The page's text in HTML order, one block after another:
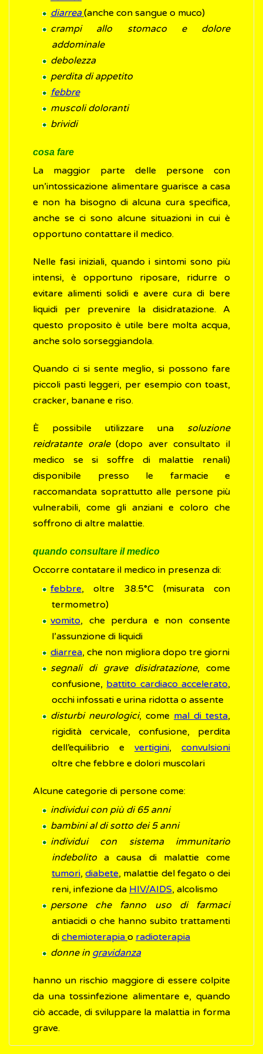
diarrea(anche con sangue o muco)
crampi allo stomaco e dolore
addominale
debolezza
perdita di appetito
febbre
muscoli doloranti
brividi
cosa fare
La maggior parte delle persone con
un’intossicazione alimentare guarisce a casa
e non ha bisogno di alcuna cura specifica,
anche se ci sono alcune situazioni in cui è
opportuno contattare il medico.
Nelle fasi iniziali, quando i sintomi sono più
intensi, è opportuno riposare, ridurre o
evitare alimenti solidi e avere cura di bere
liquidi per prevenire la disidratazione. A
questo proposito è utile bere molta acqua,
anche solo sorseggiandola.
Quando ci si sente meglio, si possono fare
piccoli pasti leggeri, per esempio con toast,
cracker, banane e riso.
È possibile utilizzare una soluzione
reidratante orale(dopo aver consultato il
medico se si soffre di malattie renali)
disponibile presso le farmacie e
raccomandata soprattutto alle persone più
vulnerabili, come gli anziani e coloro che
soffrono di altre malattie.
quando consultare il medico
Occorre contatare il medico in presenza di:
febbre, oltre 38.5°C (misurata con
termometro)
vomito, che perdura e non consente
l’assunzione di liquidi
diarrea, che non migliora dopo tre giorni
segnali di grave disidratazione, come
confusione, battito cardiaco accelerato,
occhi infossati e urina ridotta o assente
disturbi neurologici, come mal di testa,
rigidità cervicale, confusione, perdita
dell’equilibrio e vertigini, convulsioni
oltre che febbre e dolori muscolari
Alcune categorie di persone come:
individui con più di 65 anni
bambini al di sotto dei 5 anni
individui con sistema immunitario
indebolitoa causa di malattie come
tumori,diabete, malattie del fegato o dei
reni, infezione da HIV/AIDS, alcolismo
persone che fanno uso di farmaci
antiacidi o che hanno subito trattamenti
di chemioterapia o radioterapia
donne in gravidanza
hanno un rischio maggiore di essere colpite
da una tossinfezione alimentare e, quando
ciò accade, di sviluppare la malattia in forma
grave.